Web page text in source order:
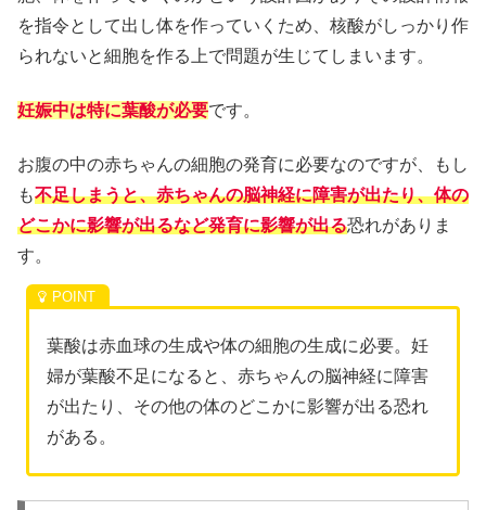
を指令として出し体を作っていくため、核酸がしっかり作
られないと細胞を作る上で問題が生じてしまいます。
妊娠中は特に葉酸が必要です。
お腹の中の赤ちゃんの細胞の発育に必要なのですが、もし
も不足しまうと、赤ちゃんの脳神経に障害が出たり、体の
どこかに影響が出るなど発育に影響が出る恐れがありま
す。
葉酸は赤血球の生成や体の細胞の生成に必要。妊
婦が葉酸不足になると、赤ちゃんの脳神経に障害
が出たり、その他の体のどこかに影響が出る恐れ
がある。